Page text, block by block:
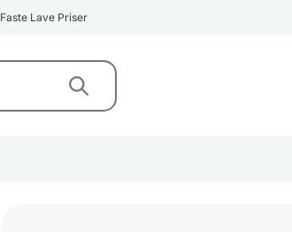
Faste Lave Priser